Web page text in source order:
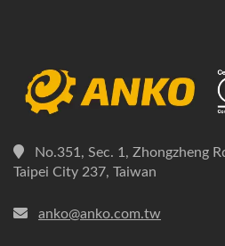
No.351, Sec. 1, Zhongzheng
Taipei City 237, Taiwan
anko@anko.com.tw